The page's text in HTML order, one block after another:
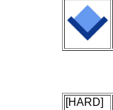
[HARD]